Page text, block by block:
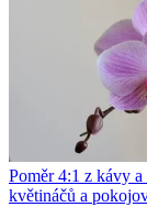
Poměr 4:1 z kávy a
květináčů a